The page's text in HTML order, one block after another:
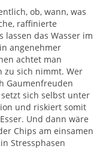
ob, wann, was
raffinierte
lassen das Wasser im
angenehmer
achtet man
zu sich nimmt. Wer
Gaumenfreuden
sich selbst unter
und riskiert somit
Und dann wäre
Chips am einsamen
Stressphasen